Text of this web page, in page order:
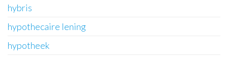
hybris
hypothecaire lening
hypotheek